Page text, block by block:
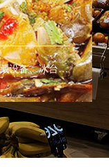
江雪电器专业生产海鲜冷藏设备、冰台等商用设备，让海鲜有更好的展示效果。